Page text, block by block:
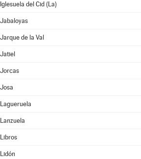
Iglesuela del Cid (La)
Jabaloyas
Jarque de la Val
Jatiel
Jorcas
Josa
Lagueruela
Lanzuela
Libros
Lidón